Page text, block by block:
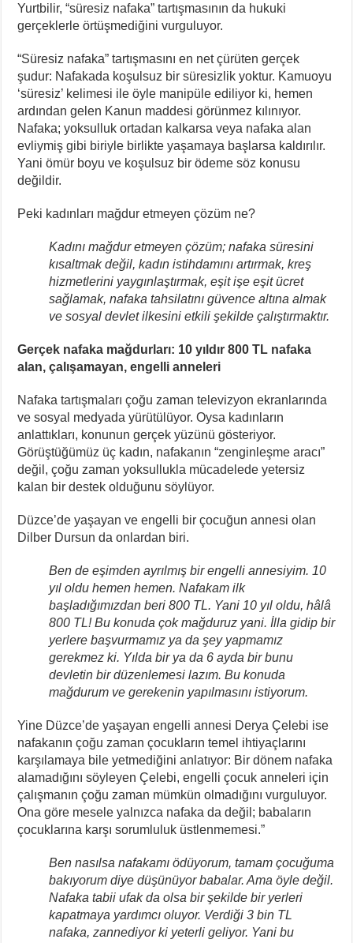
Yurtbilir, “süresiz nafaka” tartışmasının da hukuki
gerçeklerle örtüşmediğini vurguluyor.
“Süresiz nafaka” tartışmasını en net çürüten gerçek
şudur: Nafakada koşulsuz bir süresizlik yoktur. Kamuoyu
‘süresiz’ kelimesi ile öyle manipüle ediliyor ki, hemen
ardından gelen Kanun maddesi görünmez kılınıyor.
Nafaka; yoksulluk ortadan kalkarsa veya nafaka alan
evliymiş gibi biriyle birlikte yaşamaya başlarsa kaldırılır.
Yani ömür boyu ve koşulsuz bir ödeme söz konusu
değildir.
Peki kadınları mağdur etmeyen çözüm ne?
Kadını mağdur etmeyen çözüm; nafaka süresini
kısaltmak değil, kadın istihdamını artırmak, kreş
hizmetlerini yaygınlaştırmak, eşit işe eşit ücret
sağlamak, nafaka tahsilatını güvence altına almak
ve sosyal devlet ilkesini etkili şekilde çalıştırmaktır.
Gerçek nafaka mağdurları: 10 yıldır 800 TL nafaka
alan, çalışamayan, engelli anneleri
Nafaka tartışmaları çoğu zaman televizyon ekranlarında
ve sosyal medyada yürütülüyor. Oysa kadınların
anlattıkları, konunun gerçek yüzünü gösteriyor.
Görüştüğümüz üç kadın, nafakanın “zenginleşme aracı”
değil, çoğu zaman yoksullukla mücadelede yetersiz
kalan bir destek olduğunu söylüyor.
Düzce’de yaşayan ve engelli bir çocuğun annesi olan
Dilber Dursun da onlardan biri.
Ben de eşimden ayrılmış bir engelli annesiyim. 10
yıl oldu hemen hemen. Nafakam ilk
başladığımızdan beri 800 TL. Yani 10 yıl oldu, hâlâ
800 TL! Bu konuda çok mağduruz yani. İlla gidip bir
yerlere başvurmamız ya da şey yapmamız
gerekmez ki. Yılda bir ya da 6 ayda bir bunu
devletin bir düzenlemesi lazım. Bu konuda
mağdurum ve gerekenin yapılmasını istiyorum.
Yine Düzce’de yaşayan engelli annesi Derya Çelebi ise
nafakanın çoğu zaman çocukların temel ihtiyaçlarını
karşılamaya bile yetmediğini anlatıyor: Bir dönem nafaka
alamadığını söyleyen Çelebi, engelli çocuk anneleri için
çalışmanın çoğu zaman mümkün olmadığını vurguluyor.
Ona göre mesele yalnızca nafaka da değil; babaların
çocuklarına karşı sorumluluk üstlenmemesi.”
Ben nasılsa nafakamı ödüyorum, tamam çocuğuma
bakıyorum diye düşünüyor babalar. Ama öyle değil.
Nafaka tabii ufak da olsa bir şekilde bir yerleri
kapatmaya yardımcı oluyor. Verdiği 3 bin TL
nafaka, zannediyor ki yeterli geliyor. Yani bu